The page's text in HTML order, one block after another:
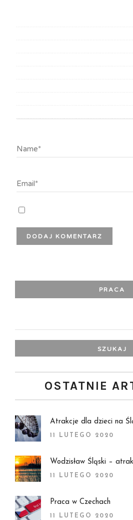
PRACA
OSTATNIE
Atrakcje dla dzieci na
11 LUTEGO 2020
Wodzisław Śląski –
11 LUTEGO 2020
Praca w Czechach
11 LUTEGO 2020